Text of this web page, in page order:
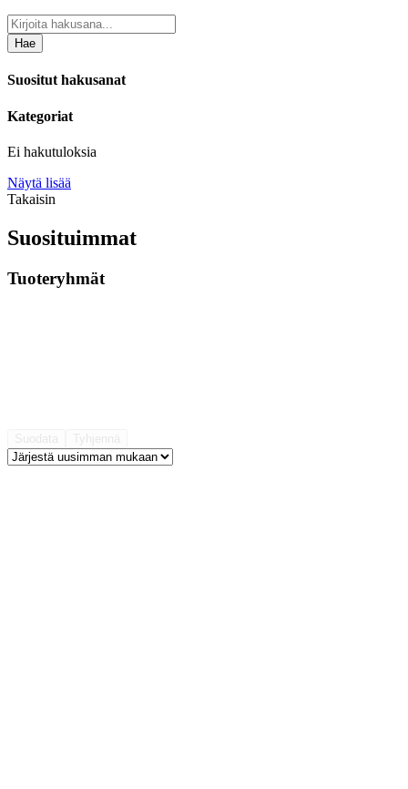
Hae
Suositut hakusanat
Kategoriat
Ei hakutuloksia
Näytä lisää
Takaisin
Suosituimmat
Tuoteryhmät